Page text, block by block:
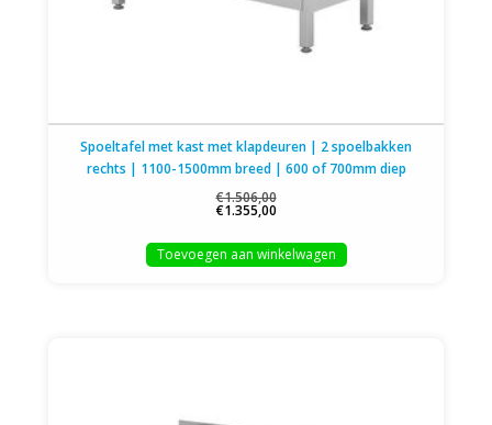
Spoeltafel met kast met klapdeuren | 2 spoelbakken
rechts | 1100-1500mm breed | 600 of 700mm diep
€1.506,00
€1.355,00
Toevoegen aan winkelwagen